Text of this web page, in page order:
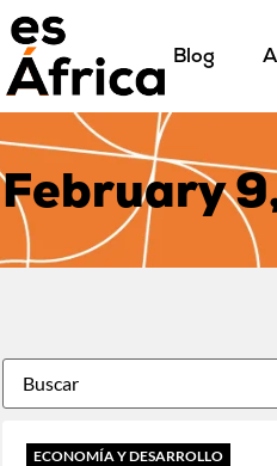
Blog
February
ECONOMÍA Y DESARROLLO